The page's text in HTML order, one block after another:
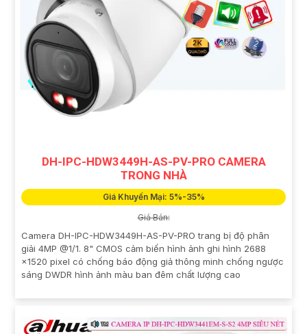
DH-IPC-HDW3449H-AS-PV-PRO CAMERA
TRONG NHÀ
Giá Khuyến Mại: 5%-35%
Giá Bán:
Camera DH-IPC-HDW3449H-AS-PV-PRO trang bị độ phân
giải 4MP @1/1. 8" CMOS cảm biến hình ảnh ghi hình 2688
×1520 pixel có chống báo động giả thông minh chống ngược
sáng DWDR hình ảnh màu ban đêm chất lượng cao